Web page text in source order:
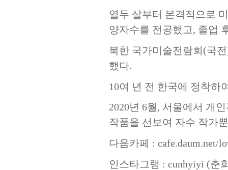
열두 살부터 본격적으로
양자수를 전공했고, 졸업
북한 국가미술전람회 (국전
했다.
10여 년 전 한국에 정착하
2020년 6월, 서울에서 개
작품을 선보여 자수 작가
다음카페 : cafe.daum.net/
인스타그램 : cunhyiyi (춘